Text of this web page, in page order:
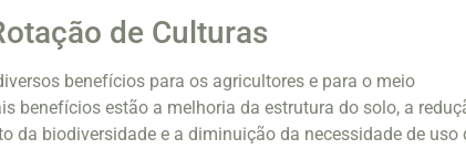
de Culturas
benefícios para os agricultores e para o meio
benefícios estão a melhoria da estrutura do solo, a
da biodiversidade e a diminuição da necessidade de uso